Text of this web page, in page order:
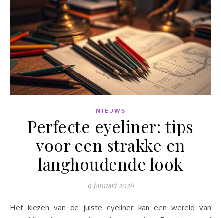
NIEUWS
Perfecte eyeliner: tips
voor een strakke en
langhoudende look
9 januari 2026
Het kiezen van de juiste eyeliner kan een wereld van